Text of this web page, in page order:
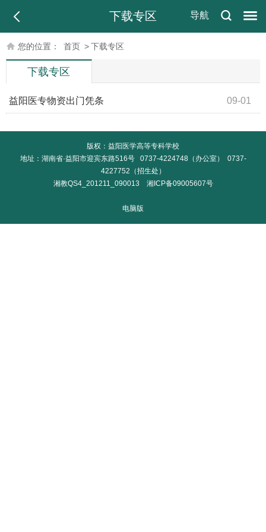
导航
下载专区
您的位置： 首页 >下载专区
下载专区
09-01
益阳医专物资出门凭条
版权：益阳医学高等专科学校
地址：湖南省·益阳市迎宾东路516号 0737-4224748（办公室） 0737-
4227752（招生处）
湘教QS4_201211_090013 湘ICP备09005607号
电脑版